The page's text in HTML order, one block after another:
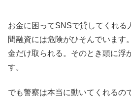
お金に困ってSNSで貸してくれる
間融資には危険がひそんでいます
金だけ取られる。そのとき頭に浮
す。
でも警察は本当に動いてくれるの